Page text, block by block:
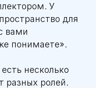
У
для
вами
понимаете».
несколько
разных ролей.